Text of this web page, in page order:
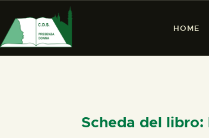
HOME
Scheda del libro: